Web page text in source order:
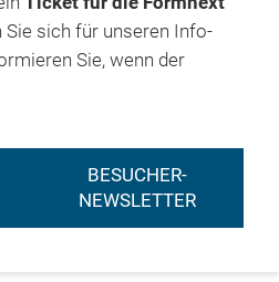
Sie sich für unseren Info-
Sie, wenn der
BESUCHER-
NEWSLETTER